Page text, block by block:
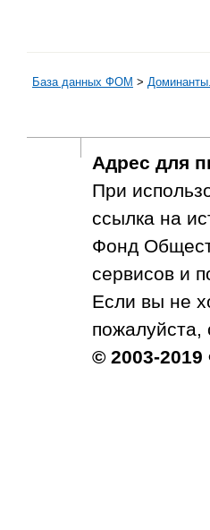
База данных ФОМ >
Адрес для
При
ссылка на
Фонд
сервисов и
Если вы не
пожалуйста,
© 2003-